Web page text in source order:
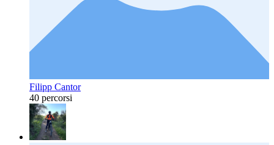
Filipp Cantor
40 percorsi